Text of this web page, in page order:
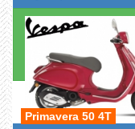
Primavera 50 4T